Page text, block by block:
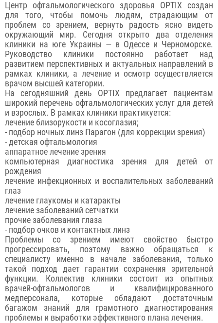
Центр офтальмологического здоровья OPTIX создан
для того, чтобы помочь людям, страдающим от
проблем со зрением, вернуть радость ясно видеть
окружающий мир. Сегодня открыто два отделения
клиники на юге Украины — в Одессе и Черноморске.
Руководство клиники постоянно работает над
развитием перспективных и актуальных направлений в
рамках клиники, а лечение и осмотр осуществляется
врачом высшей категории.
На сегодняшний день OPTIX предлагает пациентам
широкий перечень офтальмологических услуг для детей
и взрослых. В рамках клиники практикуется:
лечение близорукости и косоглазия;
- подбор ночных линз Парагон (для коррекции зрения)
- детская офтальмология
аппаратное лечение зрения
компьютерная диагностика зрения для детей от
рождения
лечение инфекционных и воспалительных заболеваний
глаз
лечение глаукомы и катаракты
лечение заболеваний сетчатки
прочие заболевания глаза
- подбор очков и контактных линз
Проблемы со зрением имеют свойство быстро
прогрессировать, поэтому важно обращаться к
специалисту именно в начале заболевания, только
такой подход дает гарантии сохранения зрительной
функции. Коллектив клиники состоит из опытных
врачей-офтальмологов и квалифицированного
медперсонала, которые обладают достаточным
багажом знаний для грамотного диагностирования
проблемы и выработки эффективного плана лечения.